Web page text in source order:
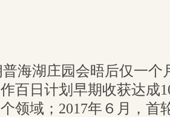
海湖庄园会晤后仅一个
百日计划早期收获达成
领域；2017年６月，首